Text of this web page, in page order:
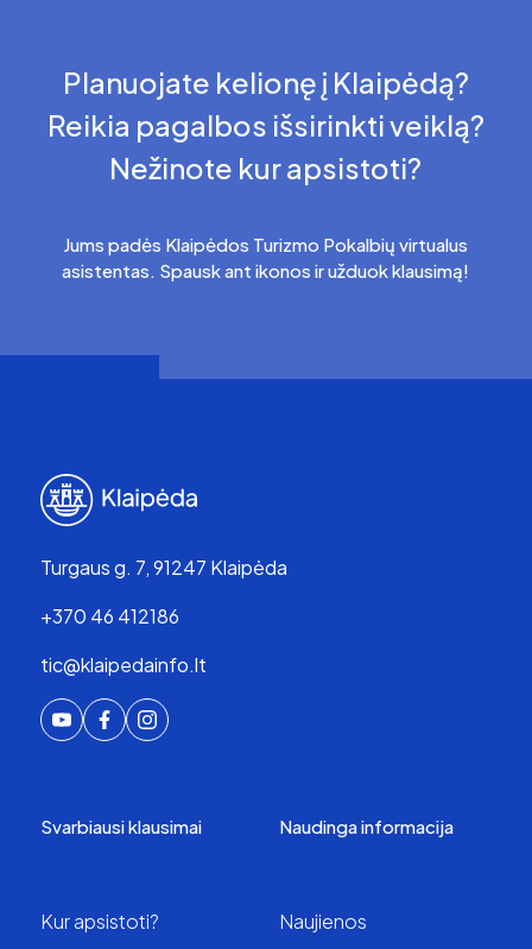
Planuojate kelionę į Klaipėdą?
Reikia pagalbos išsirinkti veiklą?
Nežinote kur apsistoti?
Jums padės Klaipėdos Turizmo Pokalbių virtualus
asistentas. Spausk ant ikonos ir užduok klausimą!
Turgaus g. 7, 91247 Klaipėda
+370 46 412186
tic@klaipedainfo.lt
Svarbiausi klausimai
Kur apsistoti?
Naudinga informacija
Naujienos